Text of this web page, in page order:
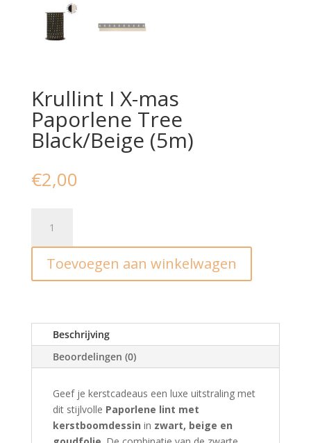
Krullint I X-mas
Paporlene Tree
Black/Beige (5m)
€2,00
X-
mas
Paporlene
(5m)
aantal
Toevoegen aan winkelwagen
Beschrijving
Beoordelingen (0)
Geef je kerstcadeaus een luxe uitstraling met
dit stijlvolle Paporlene lint met
kerstboomdessin in zwart, beige en